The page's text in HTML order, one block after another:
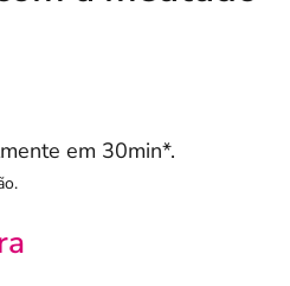
em 30min*.